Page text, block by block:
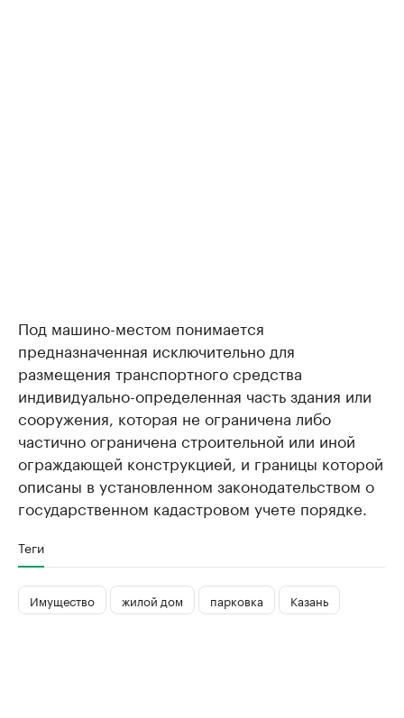
Под машино-местом понимается
предназначенная исключительно для
размещения транспортного средства
индивидуально-определенная часть здания или
сооружения, которая не ограничена либо
частично ограничена строительной или иной
ограждающей конструкцией, и границы которой
описаны в установленном законодательством о
государственном кадастровом учете порядке.
Теги
Имущество жилой дом парковка Казань